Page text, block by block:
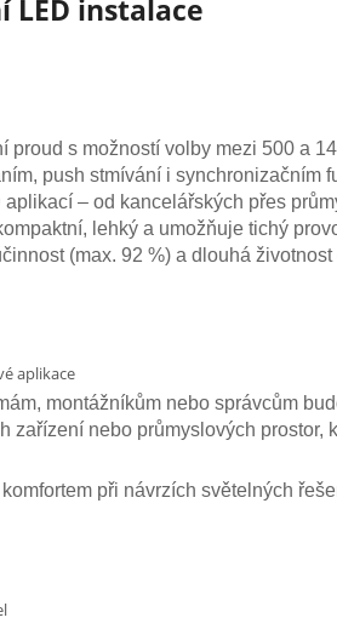
instalace
s možností volby mezi 500 a
push stmívání i synchronizačním
– od kancelářských přes
lehký a umožňuje tichý
(max. 92 %) a dlouhá
aplikace
montážníkům nebo správcům
nebo průmyslových prostor,
při návrzích světelných